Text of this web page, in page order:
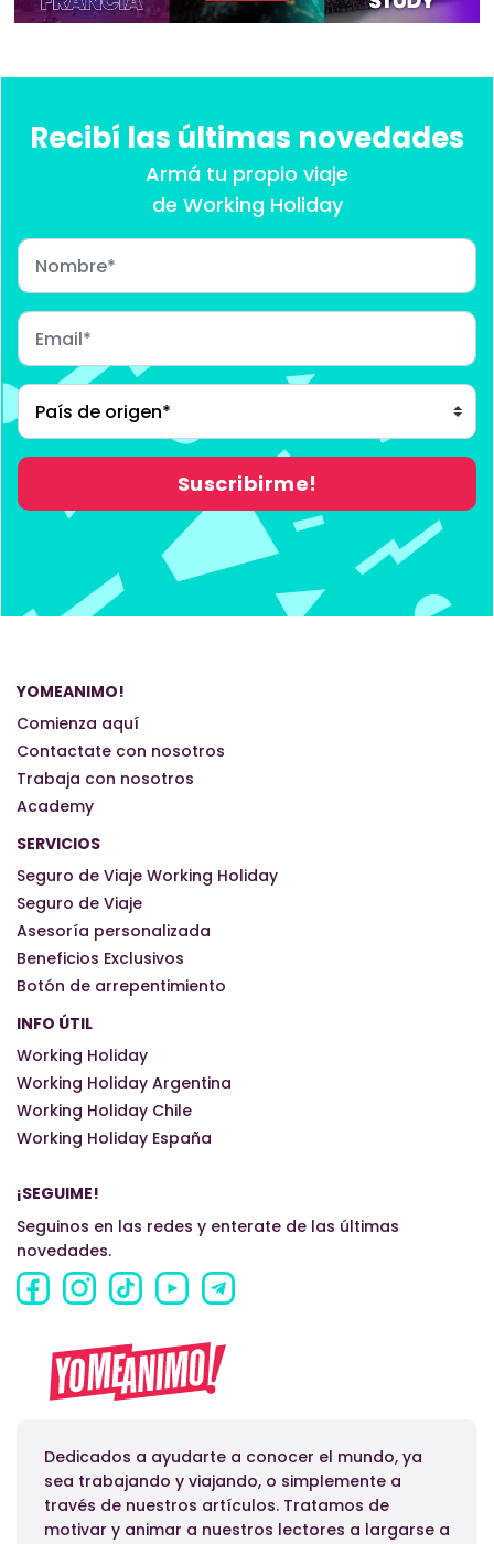
Recibí las últimas novedades
Armá tu propio viaje
de Working Holiday
YOMEANIMO!
Comienza aquí
Contactate con nosotros
Trabaja con nosotros
Academy
SERVICIOS
Seguro de Viaje Working Holiday
Seguro de Viaje
Asesoría personalizada
Beneficios Exclusivos
Botón de arrepentimiento
INFO ÚTIL
Working Holiday
Working Holiday Argentina
Working Holiday Chile
Working Holiday España
¡SEGUIME!
Seguinos en las redes y enterate de las últimas
novedades.
Dedicados a ayudarte a conocer el mundo, ya
sea trabajando y viajando, o simplemente a
través de nuestros artículos. Tratamos de
motivar y animar a nuestros lectores a largarse a